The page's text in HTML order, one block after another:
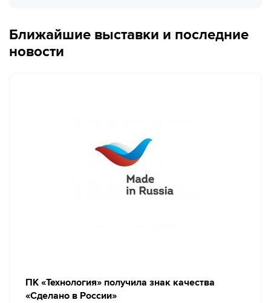
Ближайшие выставки и последние
новости
ПК «Технология» получила знак качества
«Сделано в России»